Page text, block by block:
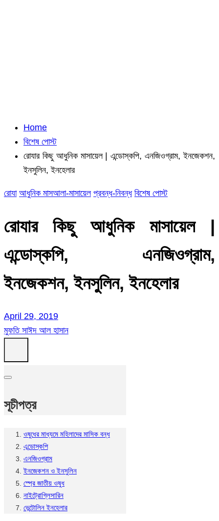
Home
বিশেষ পোস্ট
রোযার কিছু আধুনিক মাসায়েল | এন্ডোস্কপি, এনজিওগ্রাম, ইনজেকশন,
ইনসুলিন, ইনহেলার
রোযা আধুনিক মাসআলা-মাসায়েল প্রবন্ধ-নিবন্ধ বিশেষ পোস্ট
রোযার কিছু আধুনিক মাসায়েল |
এন্ডোস্কপি, এনজিওগ্রাম,
ইনজেকশন, ইনসুলিন, ইনহেলার
April 29, 2019
মুফতি সাঈদ আল হাসান
সূচীপত্র
ওষুধের মাধ্যমে মহিলাদের মাসিক বন্ধ
এন্ডোস্কপি
এনজিওগ্রাম
ইনজেকশন ও ইনসুলিন
স্প্রে জাতীয় ওষুধ
নাইট্রোগ্লিসারিন
ভেন্টোলিন ইনহেলার